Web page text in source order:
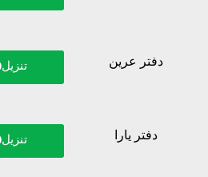
دفتر عرين تنزيل
دفتر يارا تنزيل